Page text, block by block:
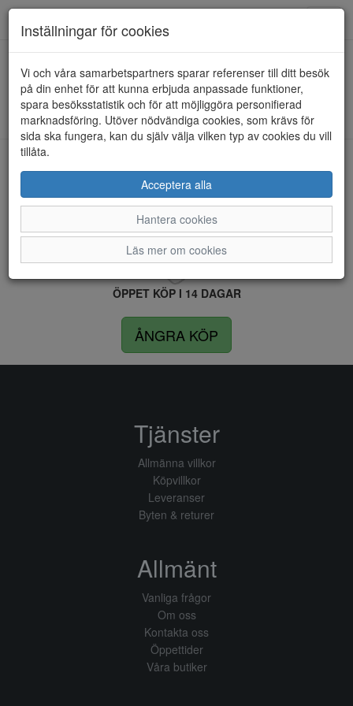
HEM FILA
Kunde inte hitta några artiklar...
LEVERANS INOM 4 DAGAR INOM SVERIGE
FRI FRAKT VID KÖP ÖVER 1.500 KR
ÖPPET KÖP I 14 DAGAR
ÅNGRA KÖP
Inställningar för cookies
Vi och våra samarbetspartners sparar referenser till ditt besök
på din enhet för att kunna erbjuda anpassade funktioner,
spara besöksstatistik och för att möjliggöra personifierad
marknadsföring. Utöver nödvändiga cookies, som krävs för
sida ska fungera, kan du själv välja vilken typ av cookies du vill
tillåta.
Acceptera alla
Hantera cookies
Läs mer om cookies
Tjänster
Allmänna villkor
Köpvillkor
Leveranser
Byten & returer
Allmänt
Vanliga frågor
Om oss
Kontakta oss
Öppettider
Våra butiker